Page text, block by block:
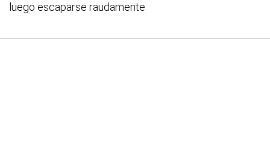
luego escaparse raudamente